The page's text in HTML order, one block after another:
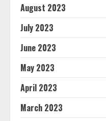
August 2023
July 2023
June 2023
May 2023
April 2023
March 2023